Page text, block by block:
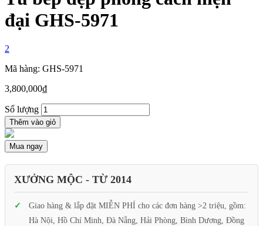
đại GHS-5971
2
Mã hàng: GHS-5971
3,800,000₫
Số lượng
Thêm vào giỏ
Mua ngay
XƯỞNG MỘC - TỪ 2014
Giao hàng & lắp đặt MIỄN PHÍ cho các đơn hàng >2 triệu, gồm:
Hà Nội, Hồ Chí Minh, Đà Nẵng, Hải Phòng, Bình Dương, Đồng